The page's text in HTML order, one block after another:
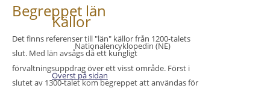
Källor
Nationalencyklopedin (NE)
Överst på sidan
Begreppet län
Det finns referenser till "län" källor från 1200-talets
slut. Med län avsågs då ett kungligt
förvaltningsuppdrag över ett visst område. Först i
slutet av 1300-talet kom begreppet att användas för